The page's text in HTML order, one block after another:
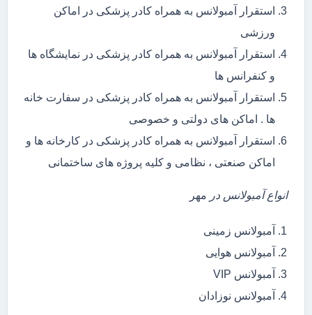
استقرار آمبولانس به همراه کادر پزشکی در اماکن
ورزشی
استقرار آمبولانس به همراه کادر پزشکی در نمایشگاه ها
و کنفرانس ها
استقرار آمبولانس به همراه کادر پزشکی در سفارت خانه
ها . اماکن های دولتی و خصوصی
استقرار آمبولانس به همراه کادر پزشکی در کارخانه ها و
اماکن صنعتی ، نظامی و کلیه پروژه های ساختمانی
انواع آمبولانس در مهر
آمبولانس زمینی
آمبولانس هوایی
آمبولانس VIP
آمبولانس نوزادان